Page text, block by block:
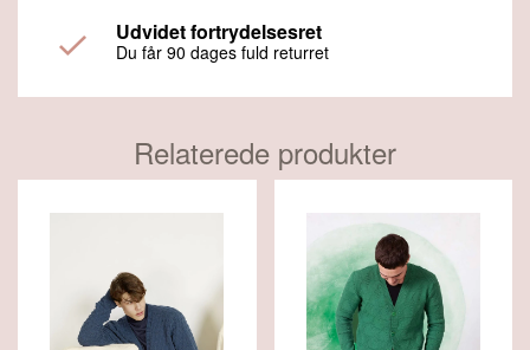
Udvidet fortrydelsesret
Du får 90 dages fuld returret
Relaterede produkter